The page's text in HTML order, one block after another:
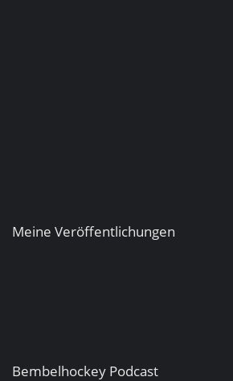
Meine Veröffentlichungen
Bembelhockey Podcast